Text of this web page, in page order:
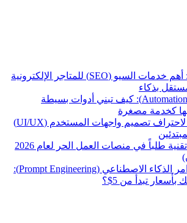
الدليل الشامل: أهم خدمات السيو (SEO) للمتاجر الإلكترونية
بذكاء
أتمتة الأعمال (Automation): كيف تبني أدوات بسيطة
كخدمة مصغرة
الدليل الشامل لاحتراف تصميم واجهات المستخدم (UI/UX)
أكثر 5 مهارات تقنية طلباً في منصات العمل الحر لعام 2026
دليل هندسة أوامر الذكاء الاصطناعي (Prompt Engineering):
تبدأ من 5$؟